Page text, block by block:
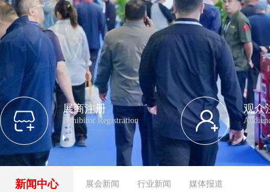
展商注册
Exhibitor Registration
观众
新闻中心 展会新闻 行业新闻 媒体报道